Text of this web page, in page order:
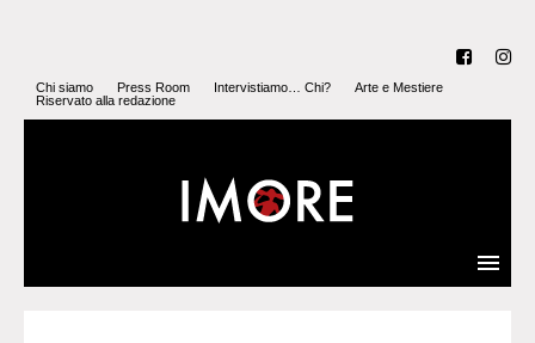
Chi siamo Press Room Intervistiamo… Chi?
Arte e Mestiere
Riservato alla redazione